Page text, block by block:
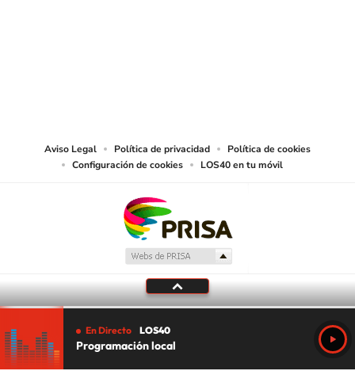
Aviso Legal Política de privacidad
Política de cookies
Configuración de cookies
LOS40 en tu móvil
En Directo LOS40
Programación local